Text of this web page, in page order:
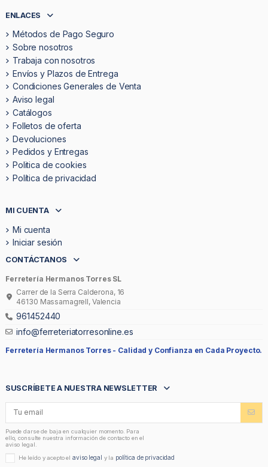
ENLACES
Métodos de Pago Seguro
Sobre nosotros
Trabaja con nosotros
Envíos y Plazos de Entrega
Condiciones Generales de Venta
Aviso legal
Catálogos
Folletos de oferta
Devoluciones
Pedidos y Entregas
Politica de cookies
Política de privacidad
MI CUENTA
Mi cuenta
Iniciar sesión
CONTÁCTANOS
Ferretería Hermanos Torres SL
Carrer de la Serra Calderona, 16
46130 Massamagrell, Valencia
961452440
info@ferreteriatorresonline.es
Ferretería Hermanos Torres - Calidad y Confianza en Cada Proyecto.
SUSCRÍBETE A NUESTRA NEWSLETTER
Puede darse de baja en cualquier momento. Para
ello, consulte nuestra información de contacto en el
aviso legal.
He leído y acepto elaviso legal y la política de privacidad